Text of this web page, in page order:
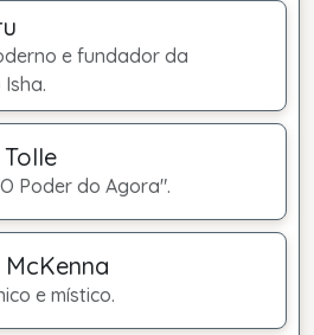
e fundador da
Poder do Agora".
e místico.